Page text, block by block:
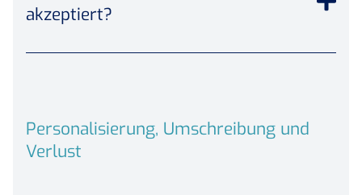
akzeptiert?
Personalisierung, Umschreibung und
Verlust